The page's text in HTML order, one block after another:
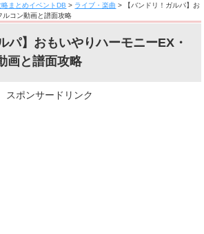
まとめイベントDB > ライブ・楽曲 >
【バンドリ！ガルパ】お
ルコン動画と譜面攻略
パ】おもいやりハーモニーEX・
画と譜面攻略
スポンサードリンク